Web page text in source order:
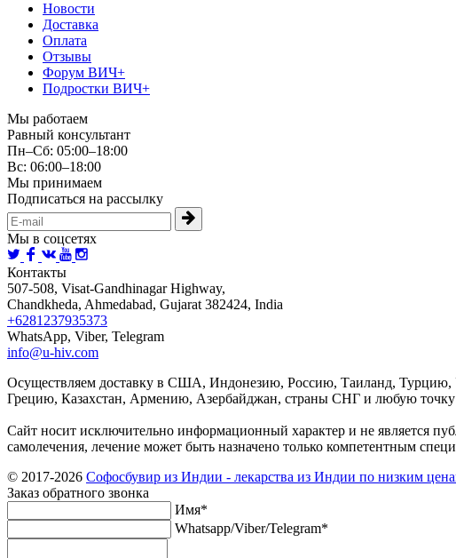
Новости
Доставка
Оплата
Отзывы
Форум ВИЧ+
Подростки ВИЧ+
Мы работаем
Равный консультант
Пн–Сб: 05:00–18:00
Вс: 06:00–18:00
Мы принимаем
Подписаться на рассылку
Мы в соцсетях
Контакты
507-508, Visat-Gandhinagar Highway,
Chandkheda, Ahmedabad, Gujarat 382424, India
+6281237935373
WhatsApp, Viber, Telegram
info@u-hiv.com
Осуществляем доставку в США, Индонезию, Россию, Таиланд, Турцию,
Грецию, Казахстан, Армению, Азербайджан, страны СНГ и любую
Сайт носит исключительно информационный характер и не является
самолечения, лечение может быть назначено только компетентным
© 2017-2026 Софосбувир из Индии - лекарства из Индии по низким
Заказ обратного звонка
Имя*
Whatsapp/Viber/Telegram*